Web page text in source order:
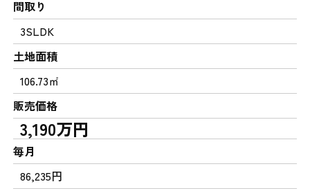
間取り
3SLDK
土地面積
106.73㎡
販売価格
3,190万円
毎月
86,235円